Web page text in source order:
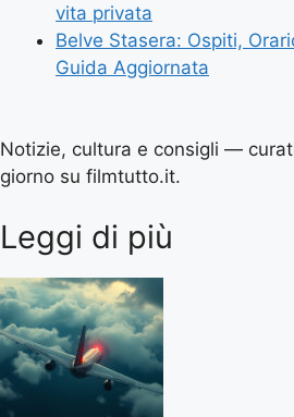
vita privata
Belve Stasera: Ospiti,
Guida Aggiornata
Notizie, cultura e consigli —
giorno su filmtutto.it.
Leggi di più